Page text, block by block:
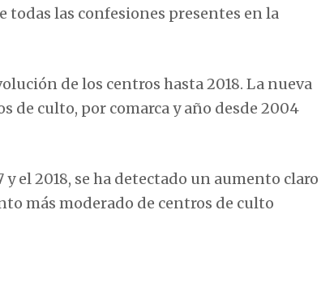
todas las confesiones presentes en la
de los centros hasta 2018. La nueva
culto, por comarca y año desde 2004
el 2018, se ha detectado un aumento claro
más moderado de centros de culto